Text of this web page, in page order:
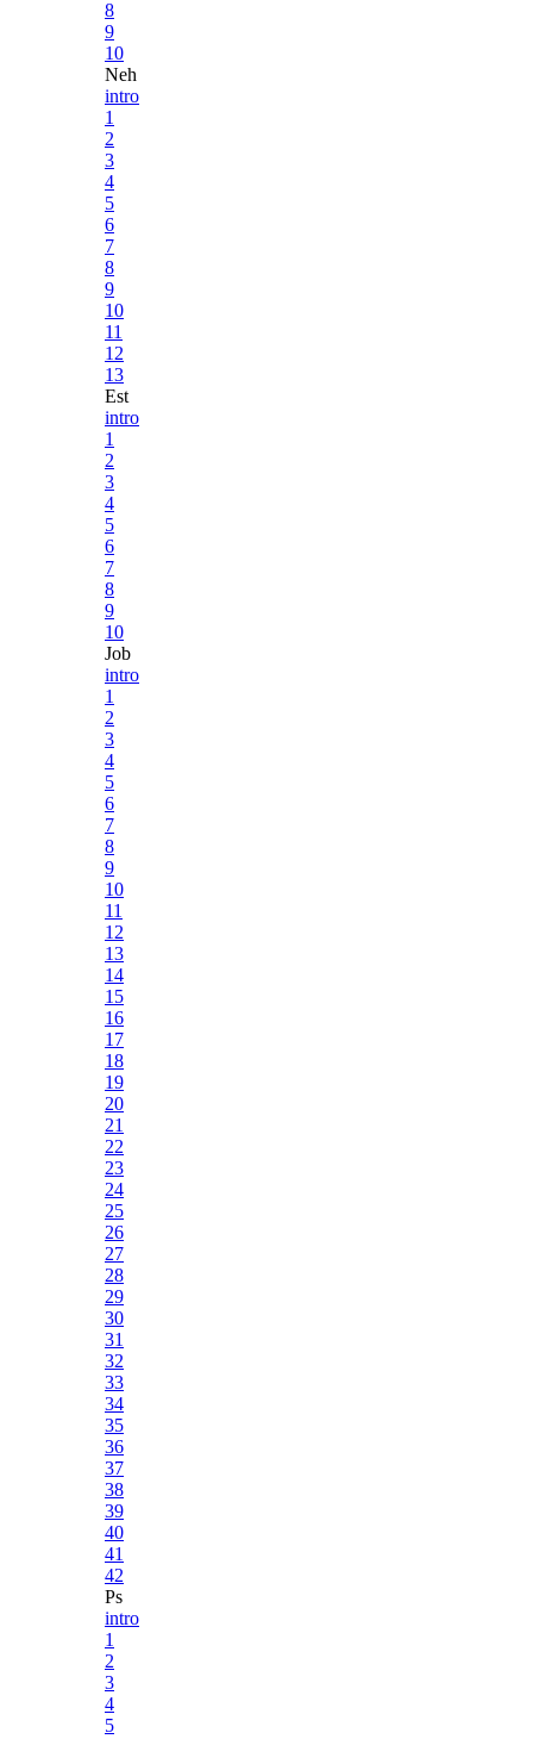
8
9
10
Neh
intro
1
2
3
4
5
6
7
8
9
10
11
12
13
Est
intro
1
2
3
4
5
6
7
8
9
10
Job
intro
1
2
3
4
5
6
7
8
9
10
11
12
13
14
15
16
17
18
19
20
21
22
23
24
25
26
27
28
29
30
31
32
33
34
35
36
37
38
39
40
41
42
Ps
intro
1
2
3
4
5